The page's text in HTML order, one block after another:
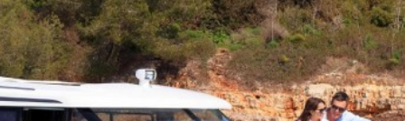
DU THUYỀN ĐIỆN
THUYỀN CÓ SẴN
THUYỀN CŨ CHÍNH HÃNG